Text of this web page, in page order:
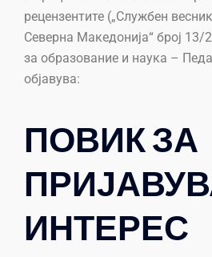
рецензентите („Службен
Северна Македонија“ број 13/
за образование и наука –
објавува:
ПОВИК ЗА
ИНТЕРЕС